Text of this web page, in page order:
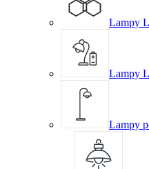
Lampy
Lampy
Lampy